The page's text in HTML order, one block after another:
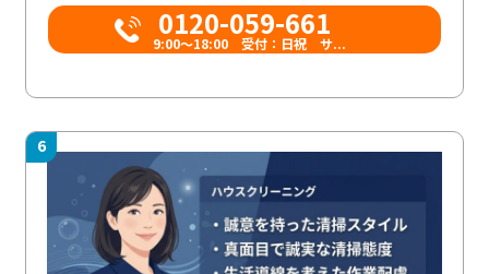
0120-059-661
9:00〜18:00 受付：日祝 サ...
6